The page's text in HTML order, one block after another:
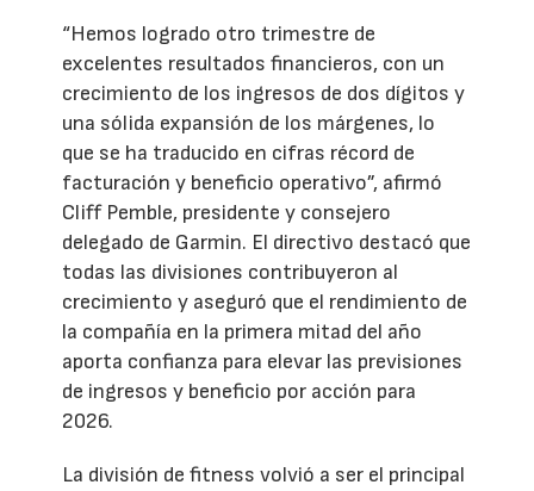
“Hemos logrado otro trimestre de
excelentes resultados financieros, con un
crecimiento de los ingresos de dos dígitos y
una sólida expansión de los márgenes, lo
que se ha traducido en cifras récord de
facturación y beneficio operativo”, afirmó
Cliff Pemble, presidente y consejero
delegado de Garmin. El directivo destacó que
todas las divisiones contribuyeron al
crecimiento y aseguró que el rendimiento de
la compañía en la primera mitad del año
aporta confianza para elevar las previsiones
de ingresos y beneficio por acción para
2026.
La división de fitness volvió a ser el principal